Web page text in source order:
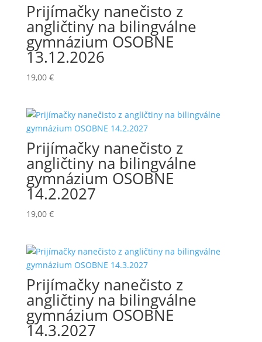
Prijímačky nanečisto z
angličtiny na bilingválne
gymnázium OSOBNE
13.12.2026
19,00 €
Prijímačky nanečisto z
angličtiny na bilingválne
gymnázium OSOBNE
14.2.2027
19,00 €
Prijímačky nanečisto z
angličtiny na bilingválne
gymnázium OSOBNE
14.3.2027